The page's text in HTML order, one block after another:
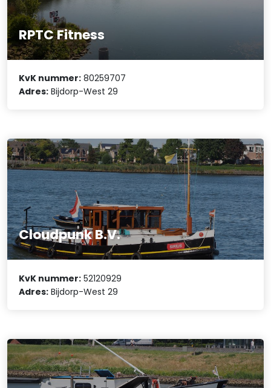
RPTC Fitness
KvK nummer: 80259707
Adres: Bijdorp-West 29
Cloudpunk B.V.
KvK nummer: 52120929
Adres: Bijdorp-West 29